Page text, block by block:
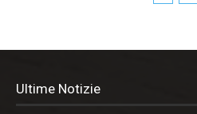
Ultime Notizie